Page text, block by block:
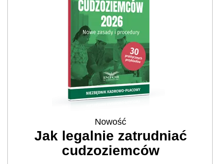
Nowość
Jak legalnie zatrudniać
cudzoziemców